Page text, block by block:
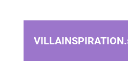
VILLAINSPIRATION.